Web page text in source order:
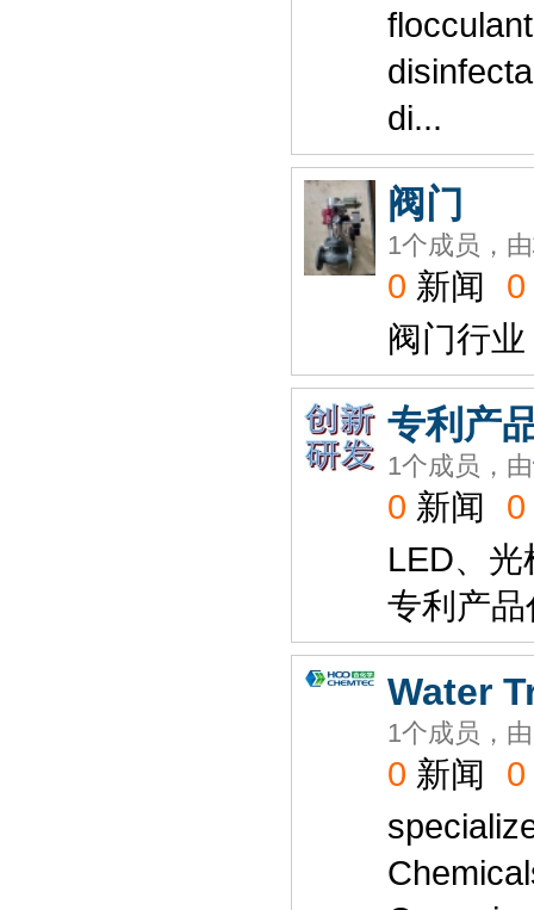
di...
阀门
1个成员，由
0 新闻 0
阀门行
专利产
1个成员，由
0 新闻 0
LED、
专利产
Water
1个成员，由
0 新闻 0